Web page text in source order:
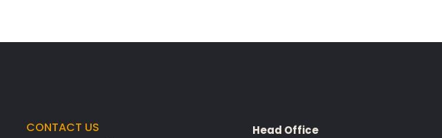
CONTACT US Head Office